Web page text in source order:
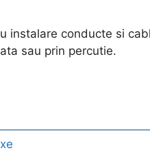
instalare conducte si
sau prin percutie.